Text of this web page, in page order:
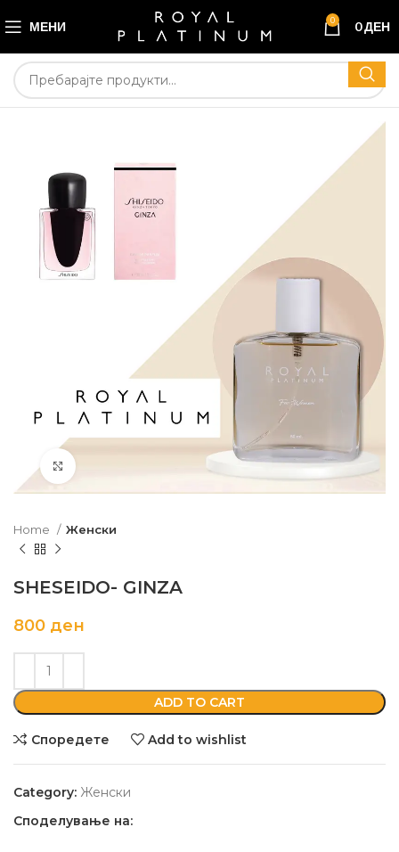
МЕНИ 0 0ДЕН
Home Женски
SHESEIDO- GINZA
800 ден
ADD TO CART
Споредете Add to wishlist
Category: Женски
Споделување на: